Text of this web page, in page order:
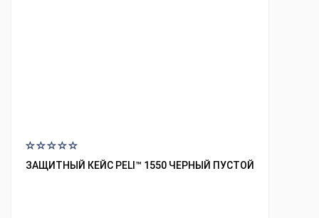
ЗАЩИТНЫЙ КЕЙС PELI™ 1550 ЧЕРНЫЙ ПУСТОЙ